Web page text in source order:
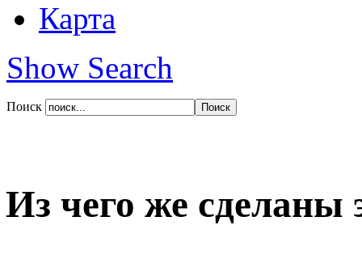
Карта
Show Search
Поиск
Из чего же сделаны